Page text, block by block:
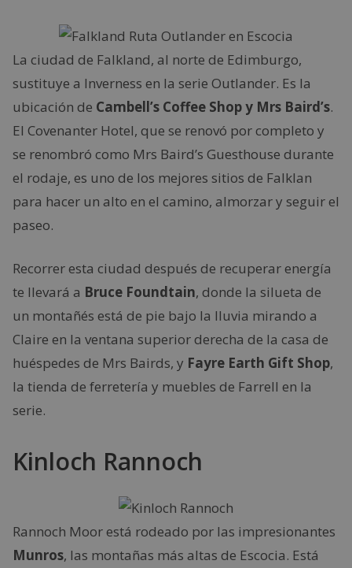
La ciudad de Falkland, al norte de Edimburgo,
sustituye a Inverness en la serie Outlander. Es la
ubicación de Cambell’s Coffee Shop y Mrs Baird’s.
El Covenanter Hotel, que se renovó por completo y
se renombró como Mrs Baird’s Guesthouse durante
el rodaje, es uno de los mejores sitios de Falklan
para hacer un alto en el camino, almorzar y seguir el
paseo.
Recorrer esta ciudad después de recuperar energía
te llevará a Bruce Foundtain, donde la silueta de
un montañés está de pie bajo la lluvia mirando a
Claire en la ventana superior derecha de la casa de
huéspedes de Mrs Bairds, y Fayre Earth Gift Shop,
la tienda de ferretería y muebles de Farrell en la
serie.
Kinloch Rannoch
Rannoch Moor está rodeado por las impresionantes
Munros, las montañas más altas de Escocia. Está